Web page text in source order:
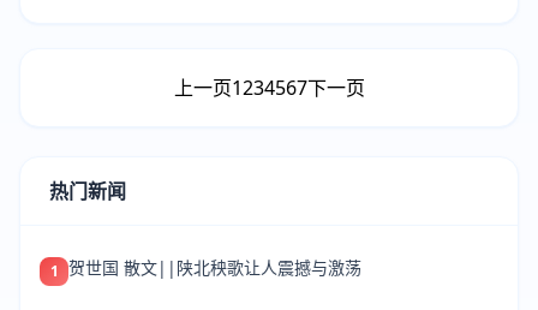
上一页1234567下一页
热门新闻
1 贺世国 散文||陕北秧歌让人震撼与激荡